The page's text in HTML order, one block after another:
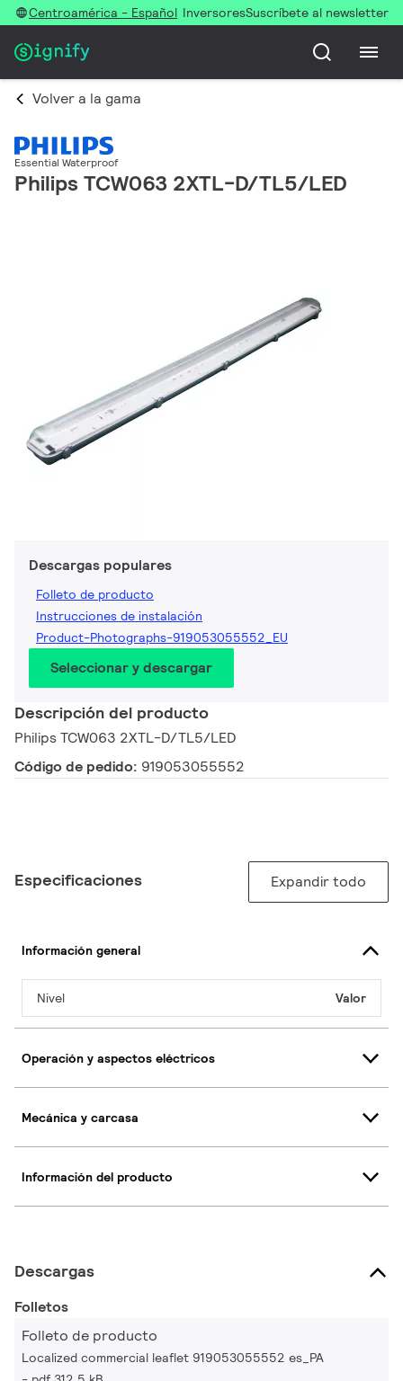
Centroamérica - Español InversoresSuscríbete al newsletter
Volver a la gama
Essential Waterproof
Philips TCW063 2XTL-D/TL5/LED
Descargas populares
Folleto de producto
Instrucciones de instalación
Product-Photographs-919053055552_EU
Seleccionar y descargar
Descripción del producto
Philips TCW063 2XTL-D/TL5/LED
Código de pedido: 919053055552
Especificaciones Expandir todo
Información general
Nivel Valor
Operación y aspectos eléctricos
Mecánica y carcasa
Información del producto
Descargas
Folletos
Folleto de producto
Localized commercial leaflet 919053055552 es_PA